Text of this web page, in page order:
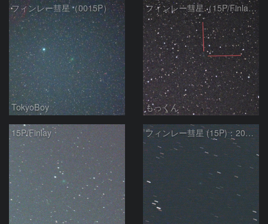
フィンレー彗星（0015P）
TokyoBoy
フィンレー彗星（15P/Finlay）
もっくん
15P/Finlay フィンレー彗星 (15P)：2021/07/19